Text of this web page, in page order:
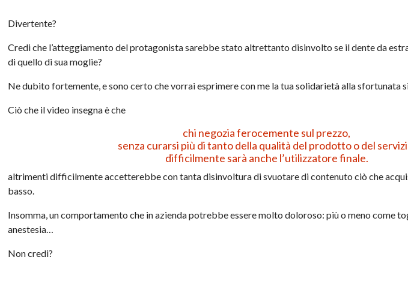
Divertente?
Credi che l’atteggiamento del protagonista sarebbe stato altrettanto disinvolto se il dente da
di quello di sua moglie?
Ne dubito fortemente, e sono certo che vorrai esprimere con me la tua solidarietà alla sfortunata
Ciò che il video insegna è che
chi negozia ferocemente sul prezzo,
senza curarsi più di tanto della qualità del prodotto o del
difficilmente sarà anche l’utilizzatore finale.
altrimenti difficilmente accetterebbe con tanta disinvoltura di svuotare di contenuto ciò che
basso.
Insomma, un comportamento che in azienda potrebbe essere molto doloroso: più o meno come
anestesia…
Non credi?